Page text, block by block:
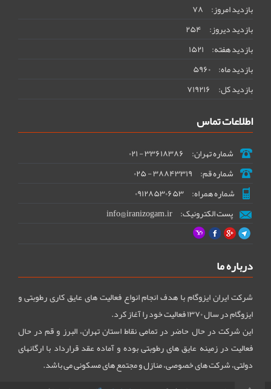
بازدید امروز: ۷۸
بازدید دیروز: ۲۵۴
بازدید هفته: ۱۵۲۱
بازدید ماه: ۵۹۶۰
بازدید کل: ۷۱۹۲۱۶
اطلاعات تماس
شماره تهران: ۳۳۶۱۸۳۸۶-۰۲۱
شماره قم: ۳۸۸۴۳۳۱۹-۰۲۵
شماره همراه: ۰۹۱۲۸۵۳۰۶۵۳
پست الکترونیک: info@iranizogam.ir
درباره ما
شرکت ایران ایزوگام با هدف انجام انواع فعالیت های عایق کاری رطوبتی و
ایزوگام در سال ۱۳۷۰ فعالیت خود را آغاز کرد.
این شرکت در حال حاضر در تمامی نقاط استان تهران، البرز و قم در حال
فعالیت در زمینه عایق های رطوبتی بوده و آماده عقد قرارداد با ارگانهای
دولتی، شرکت های خصوصی، منازل و مجتمع های مسکونی می باشد.